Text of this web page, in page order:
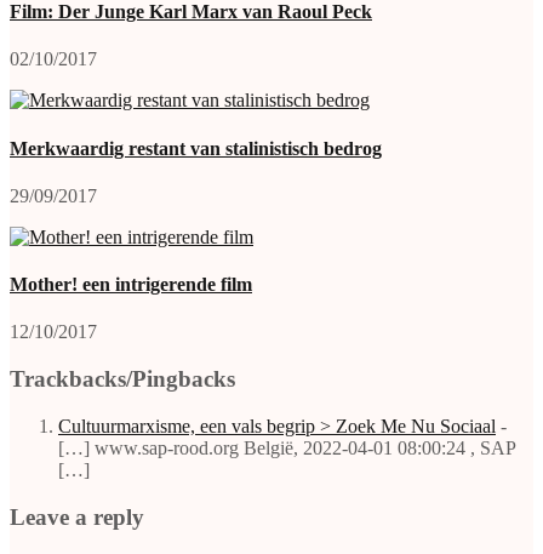
Film: Der Junge Karl Marx van Raoul Peck
02/10/2017
Merkwaardig restant van stalinistisch bedrog
29/09/2017
Mother! een intrigerende film
12/10/2017
Trackbacks/Pingbacks
Cultuurmarxisme, een vals begrip > Zoek Me Nu Sociaal -
[…] www.sap-rood.org België, 2022-04-01 08:00:24 , SAP
[…]
Leave a reply